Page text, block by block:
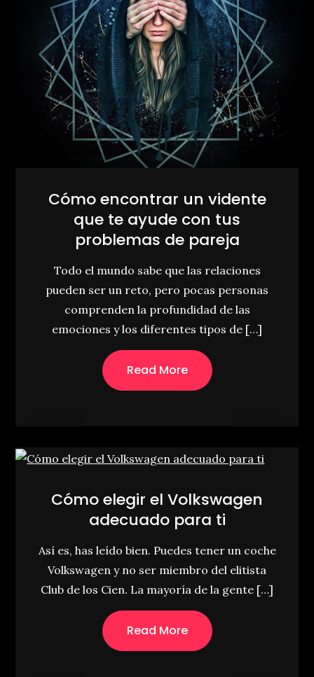
Cómo encontrar un vidente
que te ayude con tus
problemas de pareja
Todo el mundo sabe que las relaciones
pueden ser un reto, pero pocas personas
comprenden la profundidad de las
emociones y los diferentes tipos de […]
Read More
Cómo elegir el Volkswagen
adecuado para ti
Así es, has leído bien. Puedes tener un coche
Volkswagen y no ser miembro del elitista
Club de los Cien. La mayoría de la gente […]
Read More